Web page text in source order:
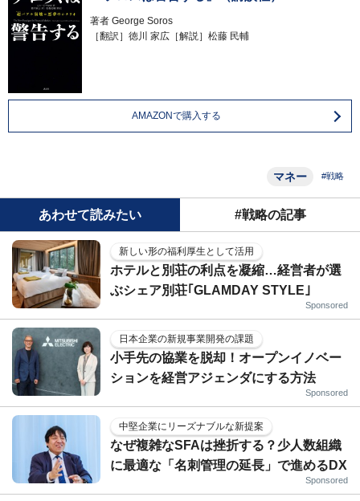
著者 George Soros
［翻訳］徳川 家広［解説］松藤 民輔
AMAZONで購入する
マネー #戦略
あわせて読みたい #戦略の記事
新しい形の福利厚生として活用
ホテルと別荘の利点を凝縮…経営者が選
ぶシェア別荘｢GLAMDAY STYLE｣
Sponsored
日本企業の新規事業開発の課題
小手先の協業を脱却！オープンイノベー
ションを経営アジェンダにする方法
Sponsored
中堅企業にリーズナブルな新提案
なぜ複雑なSFAは挫折する？少人数組織
に最適な「名刺管理の延長」で進めるDX
Sponsored